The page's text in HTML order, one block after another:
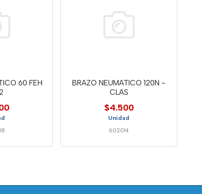
60 FEH
BRAZO NEUMATICO 120N -
CLAS
$4.500
Unidad
602014